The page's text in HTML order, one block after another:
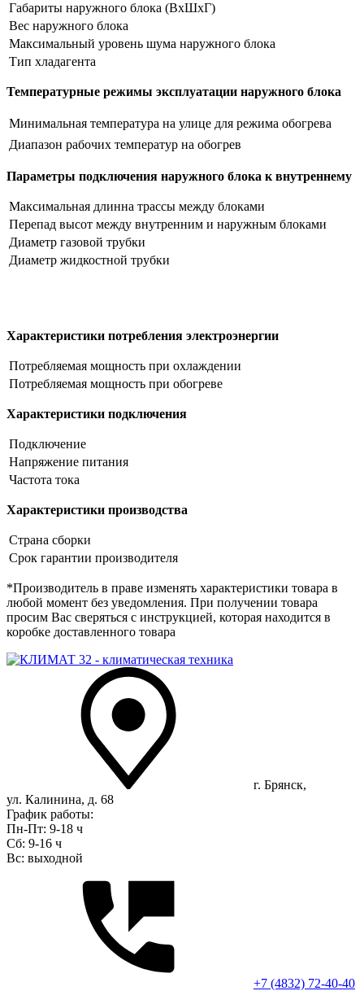
Габариты наружного блока (ВхШхГ)
Вес наружного блока
Максимальный уровень шума наружного блока
Тип хладагента
Температурные режимы эксплуатации наружного блока
Минимальная температура на улице для режима обогрева
Диапазон рабочих температур на обогрев
Параметры подключения наружного блока к внутреннему
Максимальная длинна трассы между блоками
Перепад высот между внутренним и наружным блоками
Диаметр газовой трубки
Диаметр жидкостной трубки
Характеристики потребления электроэнергии
Потребляемая мощность при охлаждении
Потребляемая мощность при обогреве
Характеристики подключения
Подключение
Напряжение питания
Частота тока
Характеристики производства
Страна сборки
Срок гарантии производителя
*Производитель в праве изменять характеристики товара в
любой момент без уведомления. При получении товара
просим Вас сверяться с инструкцией, которая находится в
коробке доставленного товара
г. Брянск,
ул. Калинина, д. 68
График работы:
Пн-Пт: 9-18 ч
Сб: 9-16 ч
Вс: выходной
+7 (4832) 72-40-40